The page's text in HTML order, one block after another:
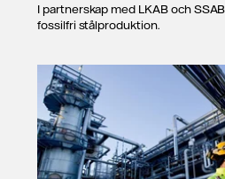
I partnerskap med LKAB och
fossilfri stålproduktion.